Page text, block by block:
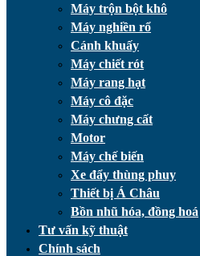
Máy trộn bột khô
Máy nghiền rổ
Cánh khuấy
Máy chiết rót
Máy rang hạt
Máy cô đặc
Máy chưng cất
Motor
Máy chế biến
Xe đẩy thùng phuy
Thiết bị Á Châu
Bồn nhũ hóa, đồng hoá
Tư vấn kỹ thuật
Chính sách